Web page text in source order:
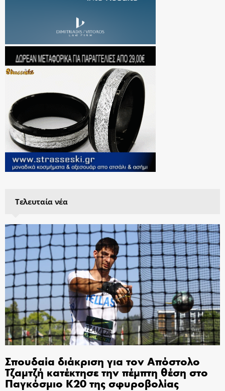
Τελευταία νέα
Σπουδαία διάκριση για τον Απόστολο
Τζαμτζή κατέκτησε την πέμπτη θέση στο
Παγκόσμιο Κ20 της σφυροβολίας